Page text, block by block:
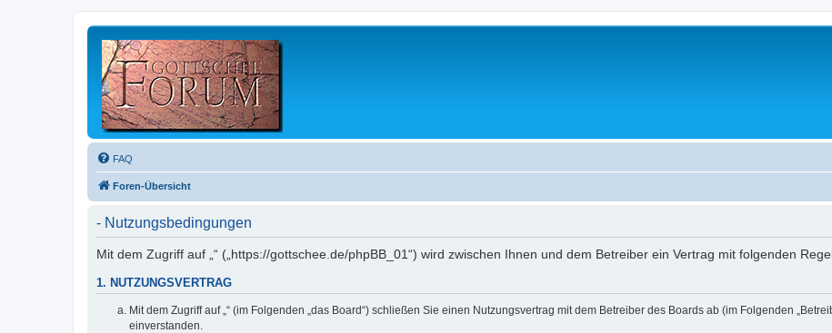
FAQ
Foren-Übersicht
- Nutzungsbedingungen
Mit dem Zugriff auf „“ („https://gottschee.de/phpBB_01“) wird zwischen Ihnen und dem Betreiber ein Vertrag mit folgenden
1. NUTZUNGSVERTRAG
Mit dem Zugriff auf „“ (im Folgenden „das Board“) schließen Sie einen Nutzungsvertrag mit dem Betreiber des Boards ab (im Folgenden
einverstanden.